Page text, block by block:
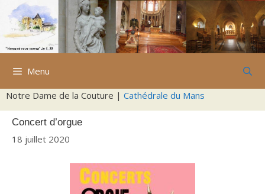
Aller
contenu
Menu
Notre Dame de la Couture | Cathédrale du Mans
Concert d’orgue
18 juillet 2020